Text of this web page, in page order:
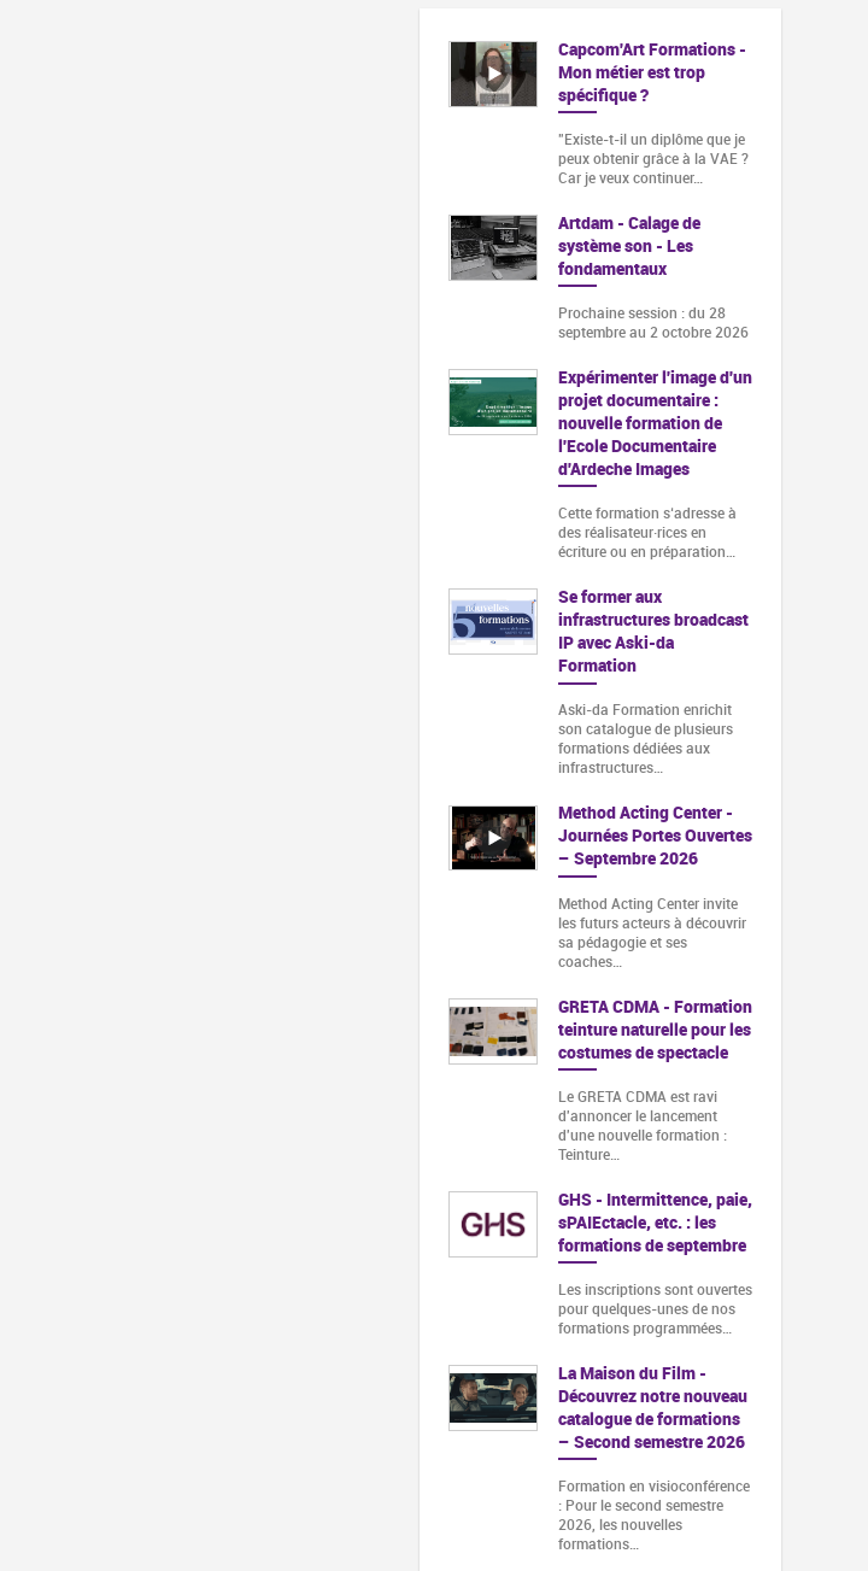
Capcom'Art Formations -
Mon métier est trop
spécifique ?
"Existe-t-il un diplôme que je
peux obtenir grâce à la VAE ?
Car je veux continuer…
Artdam - Calage de
système son - Les
fondamentaux
Prochaine session : du 28
septembre au 2 octobre 2026
Expérimenter l'image d'un
projet documentaire :
nouvelle formation de
l'Ecole Documentaire
d'Ardeche Images
Cette formation s‘adresse à
des réalisateur·rices en
écriture ou en préparation…
Se former aux
infrastructures broadcast
IP avec Aski-da
Formation
Aski-da Formation enrichit
son catalogue de plusieurs
formations dédiées aux
infrastructures…
Method Acting Center -
Journées Portes Ouvertes
– Septembre 2026
Method Acting Center invite
les futurs acteurs à découvrir
sa pédagogie et ses
coaches…
GRETA CDMA - Formation
teinture naturelle pour les
costumes de spectacle
Le GRETA CDMA est ravi
d'annoncer le lancement
d'une nouvelle formation :
Teinture…
GHS - Intermittence, paie,
sPAIEctacle, etc. : les
formations de septembre
Les inscriptions sont ouvertes
pour quelques-unes de nos
formations programmées…
La Maison du Film -
Découvrez notre nouveau
catalogue de formations
– Second semestre 2026
Formation en visioconférence
: Pour le second semestre
2026, les nouvelles
formations…